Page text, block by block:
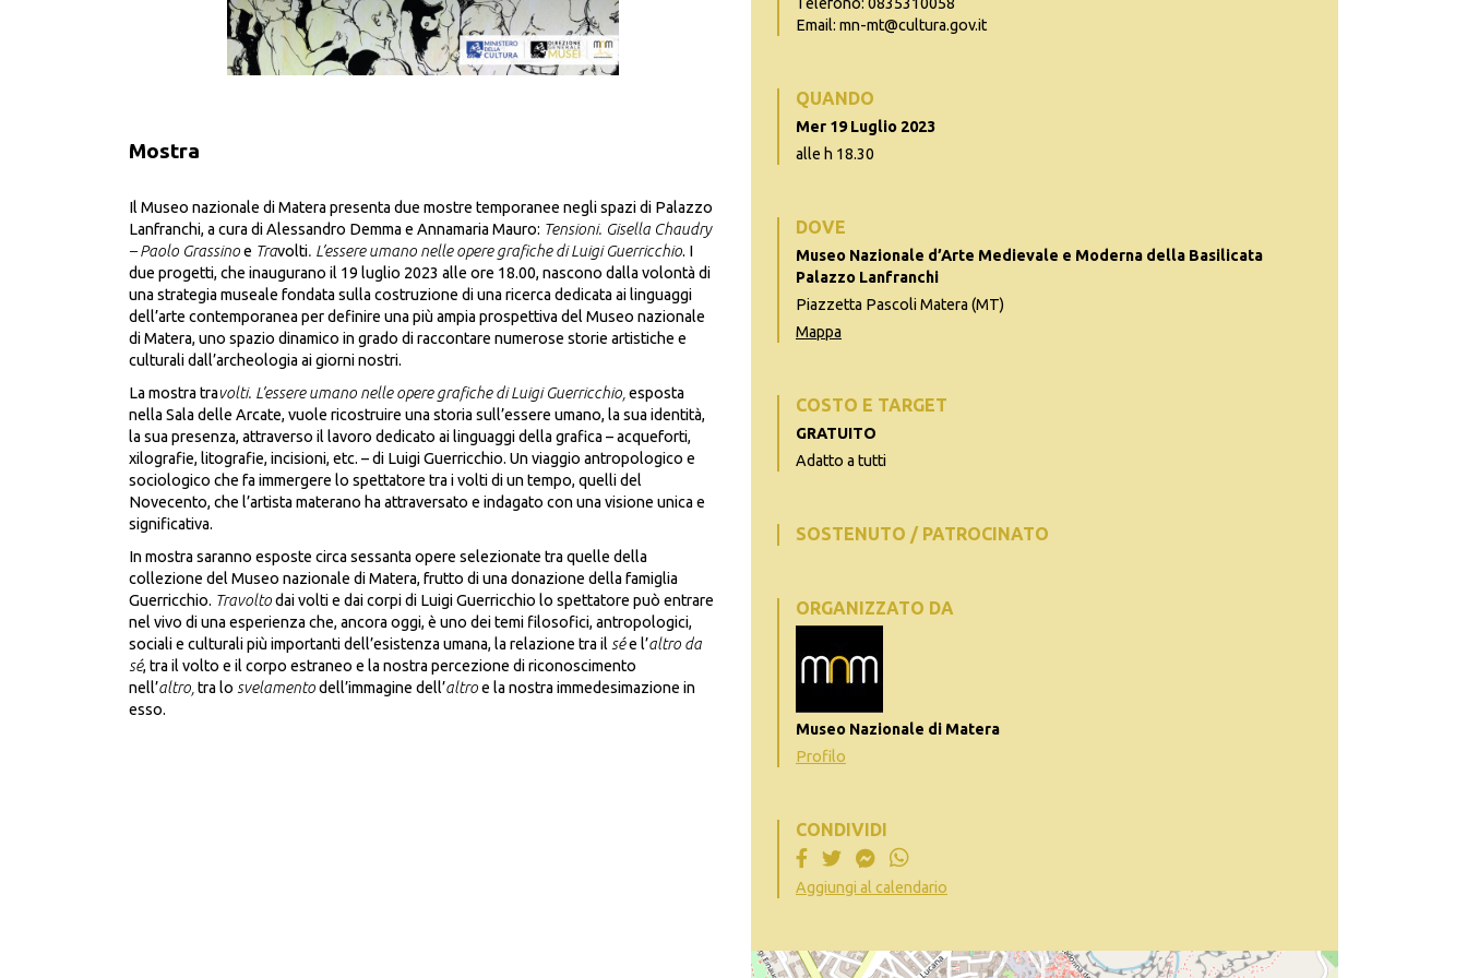
Mostra
Il Museo nazionale di Matera presenta due mostre temporanee negli spazi di Palazzo
Lanfranchi, a cura diAlessandro Demmae Annamaria Mauro: Tensioni. Gisella Chaudry
– Paolo Grassinoe Travolti. L’essere umano nelle opere grafiche di Luigi Guerricchio. I
due progetti, che inaugurano il 19 luglio 2023 alle ore 18.00, nascono dalla volontà di
una strategia museale fondata sulla costruzione di una ricerca dedicata ai linguaggi
dell’arte contemporanea per definire una più ampia prospettiva del Museo nazionale
di Matera, uno spazio dinamico in grado di raccontare numerose storie artistiche e
culturali dall’archeologia ai giorni nostri.
La mostratravolti. L’essere umano nelle opere grafiche di Luigi Guerricchio, esposta
nellaSala delle Arcate, vuole ricostruire una storia sull’essere umano, la sua identità,
la sua presenza, attraverso il lavoro dedicato ai linguaggi della grafica – acqueforti,
xilografie, litografie, incisioni, etc. – di Luigi Guerricchio. Un viaggio antropologico e
sociologico che fa immergere lo spettatore tra i volti di un tempo, quelli del
Novecento, che l’artista materano ha attraversato e indagato con una visione unica e
significativa.
In mostra saranno esposte circa sessanta opere selezionate tra quelle della
collezione del Museo nazionale di Matera, frutto di una donazione della famiglia
Guerricchio. Travoltodai volti e dai corpi di Luigi Guerricchio lo spettatore può entrare
nel vivo di una esperienza che, ancora oggi, è uno dei temi filosofici, antropologici,
sociali e culturali più importanti dell’esistenza umana, la relazione tra il sée l’altro da
sé, tra il volto e il corpo estraneo e la nostra percezione di riconoscimento
nell’altro, tra lo svelamentodell’immagine dell’altroe la nostra immedesimazione in
esso.
Telefono: 0835310058
Email: mn-mt@cultura.gov.it
QUANDO
Mer 19 Luglio 2023
alle h 18.30
DOVE
Museo Nazionale d’Arte Medievale e Moderna della Basilicata
Palazzo Lanfranchi
Piazzetta Pascoli Matera (MT)
Mappa
COSTO E TARGET
GRATUITO
Adatto a tutti
SOSTENUTO / PATROCINATO
ORGANIZZATO DA
Museo Nazionale di Matera
Profilo
CONDIVIDI
Aggiungi al calendario